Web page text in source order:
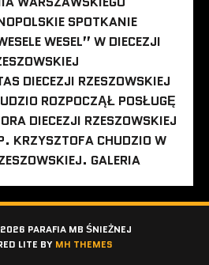
SPOTKANIE
WESEL” W DIECEZJI
DIECEZJI RZESZOWSKIEJ
ROZPOCZĄŁ POSŁUGĘ
DIECEZJI RZESZOWSKIEJ
KRZYSZTOFA CHUDZIO W
GALERIA
PARAFIA MB ŚNIEŻNEJ
LITE BY MH THEMES